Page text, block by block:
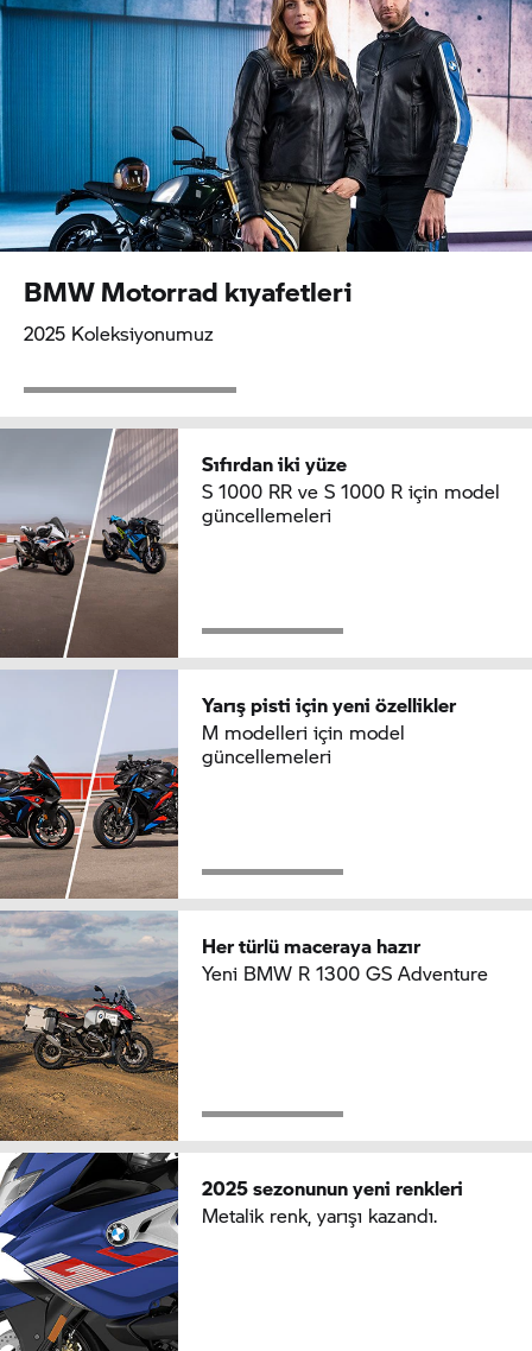
BMW Motorrad kıyafetleri
2025 Koleksiyonumuz
Sıfırdan iki yüze
S 1000 RRve S 1000 Riçin model
güncellemeleri
Yarış pisti için yeni özellikler
M modelleri için model
güncellemeleri
Her türlü maceraya hazır
Yeni BMW R 1300 GS Adventure
2025 sezonunun yeni renkleri
Metalik renk, yarışı kazandı.